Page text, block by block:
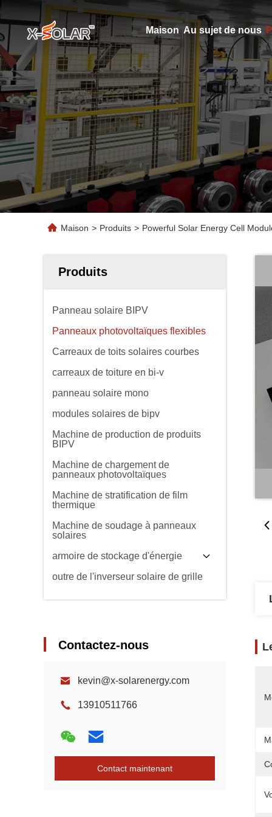
Maison Au sujet de nous
Maison > Produits > Powerful Solar Energy Cell
Produits
Panneau solaire BIPV
Panneaux photovoltaïques flexibles
Carreaux de toits solaires courbes
carreaux de toiture en bi-v
panneau solaire mono
modules solaires de bipv
Machine de production de produits
BIPV
Machine de chargement de
panneaux photovoltaïques
Machine de stratification de film
thermique
Machine de soudage à panneaux
solaires
armoire de stockage d'énergie
outre de l'inverseur solaire de grille
Contactez-nous
kevin@x-solarenergy.com
13910511766
Contact maintenant